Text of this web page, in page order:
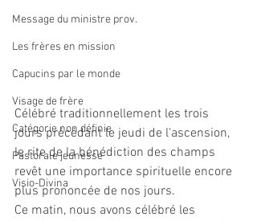
Message du ministre prov.
Les frères en mission
Capucins par le monde
Visage de frère
Catégorie non définie
Pastorale jeunesse
Visio-Divina
Célébré traditionnellement les trois
jours précédant le jeudi de l'ascension,
le rite de la bénédiction des champs
revêt une importance spirituelle encore
plus prononcée de nos jours.
Ce matin, nous avons célébré les